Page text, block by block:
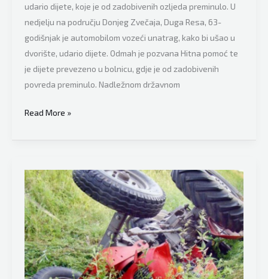
udario dijete, koje je od zadobivenih ozljeda preminulo. U
nedjelju na području Donjeg Zvečaja, Duga Resa, 63-
godišnjak je automobilom vozeći unatrag, kako bi ušao u
dvorište, udario dijete. Odmah je pozvana Hitna pomoć te
je dijete prevezeno u bolnicu, gdje je od zadobivenih
povreda preminulo. Nadležnom državnom
Velika
Djed
unatrag
udario
dijete,
preminulo
je
Read More »